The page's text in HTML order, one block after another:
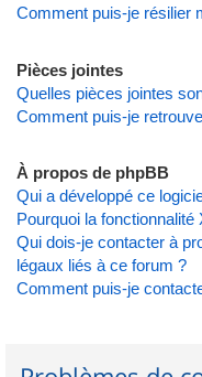
Comment puis-je résilier
Pièces jointes
Quelles pièces jointes
Comment puis-je
À propos de phpBB
Qui a développé ce
Pourquoi la fonctionnalité
Qui dois-je contacter à
légaux liés à ce forum ?
Comment puis-je